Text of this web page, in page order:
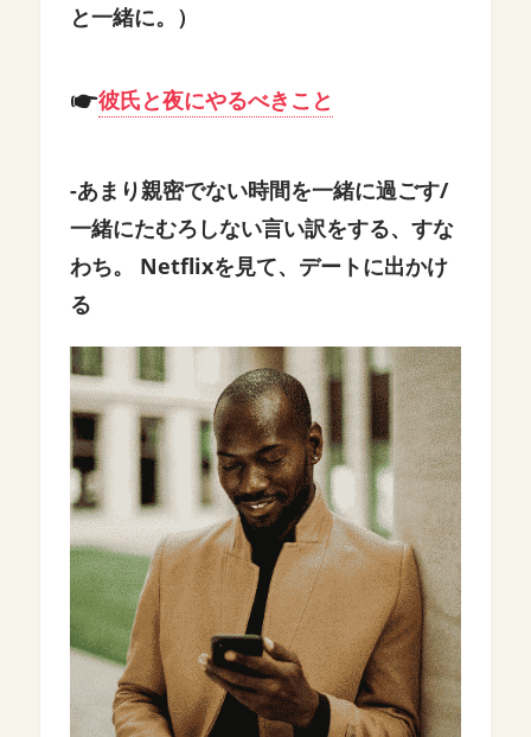
と一緒に。）
彼氏と夜にやるべきこと
-あまり親密でない時間を一緒に過ごす/
一緒にたむろしない言い訳をする、すな
わち。 Netflixを見て、デートに出かけ
る